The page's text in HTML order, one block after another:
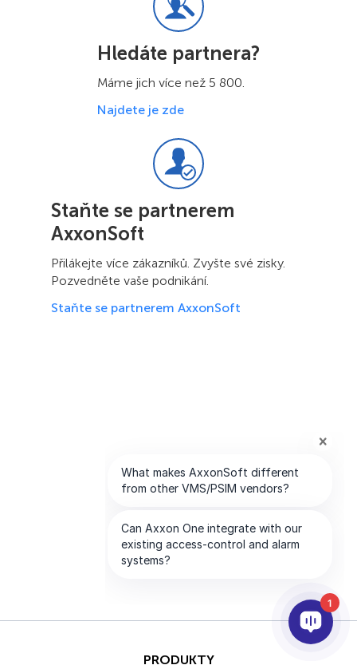
Hledáte partnera?
Máme jich více než 5 800.
Najdete je zde
Staňte se partnerem
AxxonSoft
Přilákejte více zákazníků. Zvyšte své zisky.
Pozvedněte vaše podnikání.
Staňte se partnerem AxxonSoft
PRODUKTY
1